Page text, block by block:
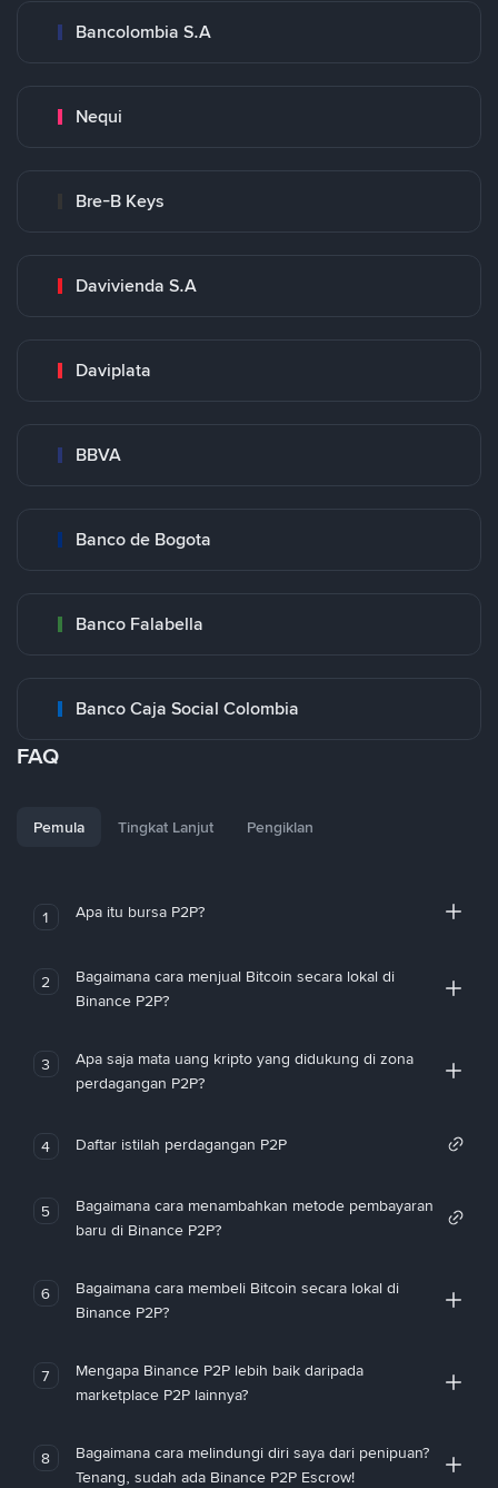
Bancolombia S.A
Nequi
Bre-B Keys
Davivienda S.A
Daviplata
BBVA
Banco de Bogota
Banco Falabella
Banco Caja Social Colombia
FAQ
Pemula Tingkat Lanjut Pengiklan
1 Apa itu bursa P2P?
2
Bagaimana cara menjual Bitcoin secara lokal di
Binance P2P?
3
Apa saja mata uang kripto yang didukung di zona
perdagangan P2P?
4 Daftar istilah perdagangan P2P
5
Bagaimana cara menambahkan metode pembayaran
baru di Binance P2P?
6
Bagaimana cara membeli Bitcoin secara lokal di
Binance P2P?
7
Mengapa Binance P2P lebih baik daripada
marketplace P2P lainnya?
8
Bagaimana cara melindungi diri saya dari penipuan?
Tenang, sudah ada Binance P2P Escrow!